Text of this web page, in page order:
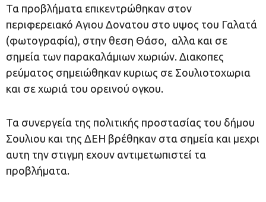
Τα προβλήματα επικεντρώθηκαν στον
περιφερειακό Αγιου Δονατου στο υψος του Γαλατά
(φωτογραφία), στην θεση Θάσο, αλλα και σε
σημεία των παρακαλάμιων χωριών. Διακοπες
ρεύματος σημειώθηκαν κυριως σε Σουλιοτοχωρια
και σε χωριά του ορεινού ογκου.
Τα συνεργεία της πολιτικής προστασίας του δήμου
Σουλιου και της ΔΕΗ βρέθηκαν στα σημεία και μεχρι
αυτη την στιγμη εχουν αντιμετωπιστεί τα
προβλήματα.